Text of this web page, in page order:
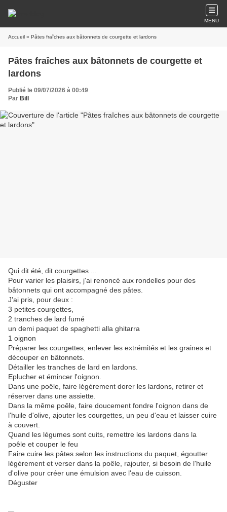
MENU
Accueil » Pâtes fraîches aux bâtonnets de courgette et lardons
Pâtes fraîches aux bâtonnets de courgette et
lardons
Publié le 09/07/2026 à 00:49
Par Bill
Qui dit été, dit courgettes ...
Pour varier les plaisirs, j'ai renoncé aux rondelles pour des
bâtonnets qui ont accompagné des pâtes.
J'ai pris, pour deux :
3 petites courgettes,
2 tranches de lard fumé
un demi paquet de spaghetti alla ghitarra
1 oignon
Préparer les courgettes, enlever les extrémités et les graines et
découper en bâtonnets.
Détailler les tranches de lard en lardons.
Eplucher et émincer l'oignon.
Dans une poêle, faire légèrement dorer les lardons, retirer et
réserver dans une assiette.
Dans la même poêle, faire doucement fondre l'oignon dans de
l'huile d'olive, ajouter les courgettes, un peu d'eau et laisser cuire
à couvert.
Quand les légumes sont cuits, remettre les lardons dans la
poêle et couper le feu
Faire cuire les pâtes selon les instructions du paquet, égoutter
légèrement et verser dans la poêle, rajouter, si besoin de l'huile
d'olive pour créer une émulsion avec l'eau de cuisson.
Déguster